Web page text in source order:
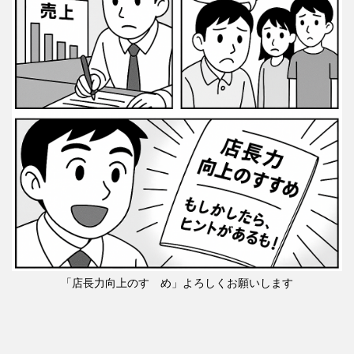
「店長力向上のすゝめ」よろしくお願いします